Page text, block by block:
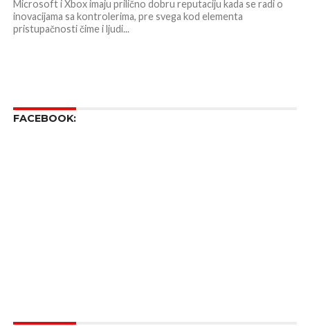
Microsoft i Xbox imaju prilično dobru reputaciju kada se radi o
inovacijama sa kontrolerima, pre svega kod elementa
pristupačnosti čime i ljudi...
FACEBOOK: